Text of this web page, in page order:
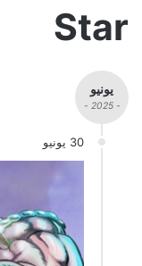
Star
يونيو
- 2025 -
30 يونيو